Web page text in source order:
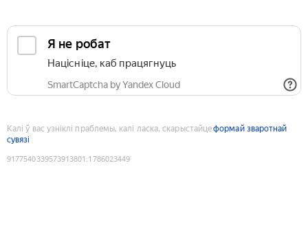
Я не робат
Націсніце, каб працягнуць
SmartCaptcha by Yandex Cloud
Калі ў вас узніклі праблемы, калі ласка, скарыстайцеформай зваротнай
сувязі
9177540339573913801 :1786023449